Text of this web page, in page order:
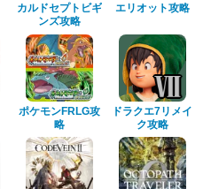
カルドセプトビギ
ンズ攻略
エリオット攻略
ポケモンFRLG攻
略
ドラクエ7リメイ
ク攻略